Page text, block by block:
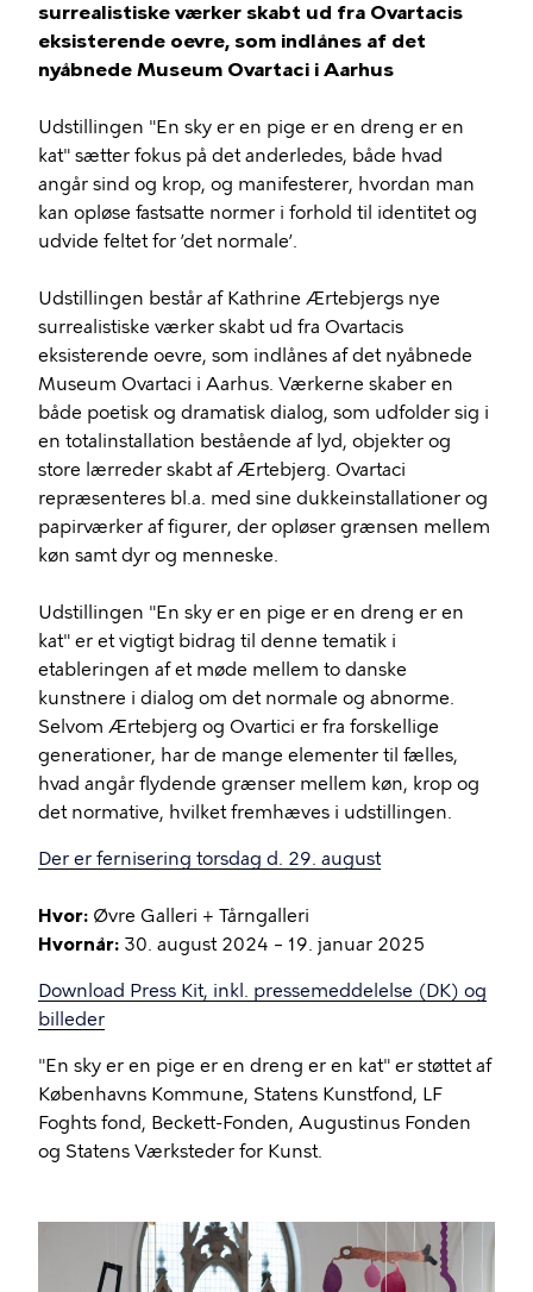
surrealistiske værker skabt ud fra Ovartacis
eksisterende oevre, som indlånes af det
nyåbnede Museum Ovartaci i Aarhus
Udstillingen "En sky er en pige er en dreng er en
kat" sætter fokus på det anderledes, både hvad
angår sind og krop, og manifesterer, hvordan man
kan opløse fastsatte normer i forhold til identitet og
udvide feltet for ’det normale’.
Udstillingen består af Kathrine Ærtebjergs nye
surrealistiske værker skabt ud fra Ovartacis
eksisterende oevre, som indlånes af det nyåbnede
Museum Ovartaci i Aarhus. Værkerne skaber en
både poetisk og dramatisk dialog, som udfolder sig i
en totalinstallation bestående af lyd, objekter og
store lærreder skabt af Ærtebjerg. Ovartaci
repræsenteres bl.a. med sine dukkeinstallationer og
papirværker af figurer, der opløser grænsen mellem
køn samt dyr og menneske.
Udstillingen "En sky er en pige er en dreng er en
kat" er et vigtigt bidrag til denne tematik i
etableringen af et møde mellem to danske
kunstnere i dialog om det normale og abnorme.
Selvom Ærtebjerg og Ovartici er fra forskellige
generationer, har de mange elementer til fælles,
hvad angår flydende grænser mellem køn, krop og
det normative, hvilket fremhæves i udstillingen.
Der er fernisering torsdag d. 29. august
Hvor: Øvre Galleri + Tårngalleri
Hvornår: 30. august 2024 – 19. januar 2025
Download Press Kit, inkl. pressemeddelelse (DK) og
billeder
"En sky er en pige er en dreng er en kat" er støttet af
Københavns Kommune, Statens Kunstfond, LF
Foghts fond, Beckett-Fonden, Augustinus Fonden
og Statens Værksteder for Kunst.